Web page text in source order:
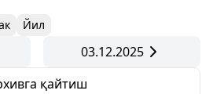
Йил
03.12.2025
қайтиш